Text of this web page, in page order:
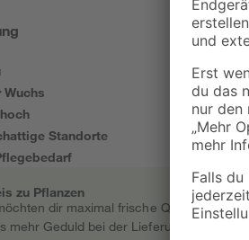
Wuchs
Standorte
zu Pflanzen
dir maximal frische Qualität
mehr Geduld bei der Lieferung bitten